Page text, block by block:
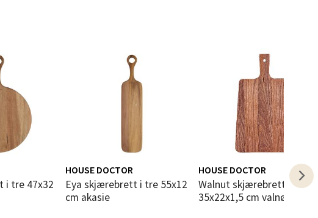
HOUSE DOCTOR
Eya skjærebrett i tre 55x12
cm akasie
HOUSE DOCTOR
Walnut skjærebrett
35x22x1,5 cm valnøtt